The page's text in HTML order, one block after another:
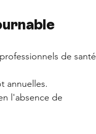
de santé
annuelles.
l'absence de